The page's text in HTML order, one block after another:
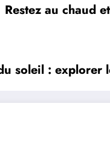
Restez au chaud
soleil : explorer